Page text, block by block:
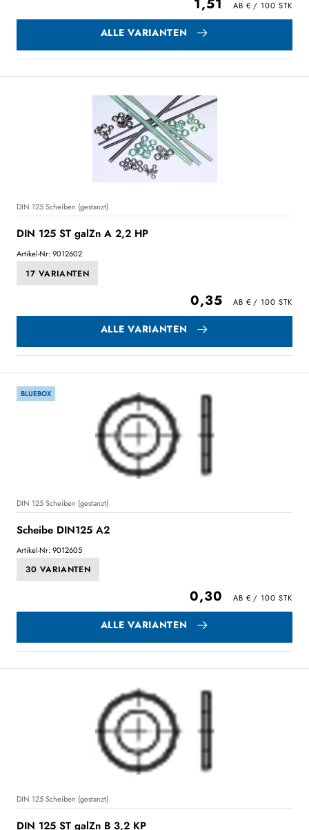
1,51
ALLE VARIANTEN
DIN 125 Scheiben (gestanzt)
DIN 125 ST galZn A 2,2 HP
Artikel-Nr: 9012602
17 VARIANTEN
0,35
ALLE VARIANTEN
BLUEBOX
DIN 125 Scheiben (gestanzt)
Scheibe DIN125 A2
Artikel-Nr: 9012605
30 VARIANTEN
0,30
ALLE VARIANTEN
DIN 125 Scheiben (gestanzt)
DIN 125 ST galZn B 3,2 KP